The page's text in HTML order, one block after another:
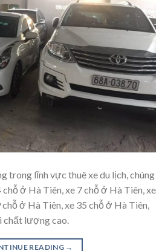
trong lĩnh vực thuê xe du lịch, chúng
ở Hà Tiên, xe 7 chỗ ở Hà Tiên, xe
ở Hà Tiên, xe 35 chỗ ở Hà Tiên,
chất lượng cao.
READING →